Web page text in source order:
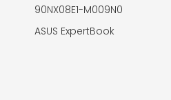
90NX08E1-M009N0
ASUS ExpertBook